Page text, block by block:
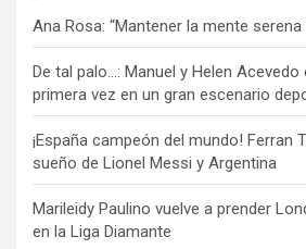
Ana Rosa: “Mantener la mente
De tal palo…: Manuel y Helen
primera vez en un gran escenario
¡España campeón del mundo! Ferran
sueño de Lionel Messi y Argentina
Marileidy Paulino vuelve a prender
en la Liga Diamante